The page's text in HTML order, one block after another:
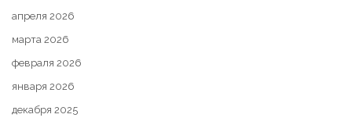
апреля 2026
марта 2026
февраля 2026
января 2026
декабря 2025